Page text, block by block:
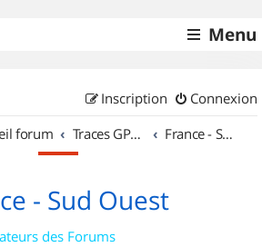
Menu
Connexion
Inscription
forum Traces GPS de randos VTT France - Sud Ouest
- Sud Ouest
des Forums